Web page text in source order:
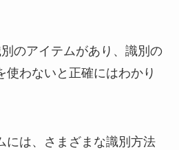
のアイテムがあり、識別の
使わないと正確にはわかり
には、さまざまな識別方法